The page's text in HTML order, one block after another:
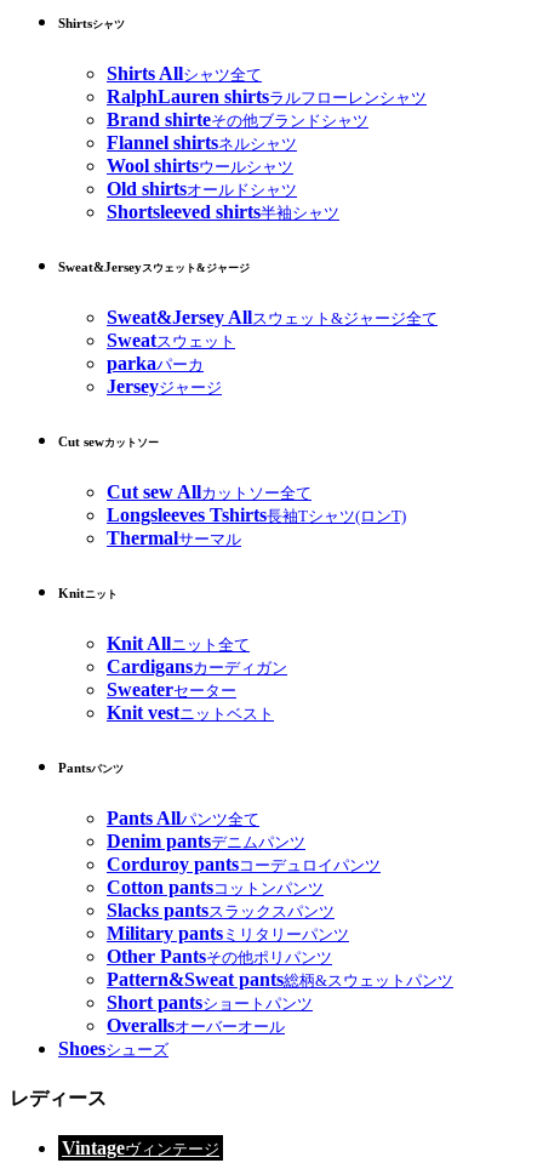
Shirtsシャツ
Shirts Allシャツ全て
RalphLauren shirtsラルフローレンシャツ
Brand shirteその他ブランドシャツ
Flannel shirtsネルシャツ
Wool shirtsウールシャツ
Old shirtsオールドシャツ
Shortsleeved shirts半袖シャツ
Sweat&Jerseyスウェット&ジャージ
Sweat&Jersey Allスウェット&ジャージ全て
Sweatスウェット
parkaパーカ
Jerseyジャージ
Cut sewカットソー
Cut sew Allカットソー全て
Longsleeves Tshirts長袖Tシャツ(ロンT)
Thermalサーマル
Knitニット
Knit Allニット全て
Cardigansカーディガン
Sweaterセーター
Knit vestニットベスト
Pantsパンツ
Pants Allパンツ全て
Denim pantsデニムパンツ
Corduroy pantsコーデュロイパンツ
Cotton pantsコットンパンツ
Slacks pantsスラックスパンツ
Military pants ミリタリーパンツ
Other Pantsその他ポリパンツ
Pattern&Sweat pants総柄&スウェットパンツ
Short pantsショートパンツ
Overallsオーバーオール
Shoesシューズ
レディース
Vintageヴィンテージ